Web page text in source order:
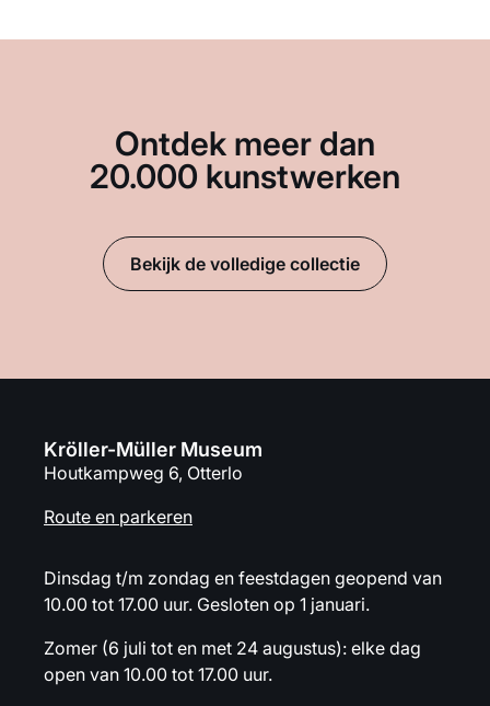
Ontdek meer dan
20.000 kunstwerken
Bekijk de volledige collectie
Kröller-Müller Museum
Houtkampweg 6, Otterlo
Route en parkeren
Dinsdag t/m zondag en feestdagen geopend van
10.00 tot 17.00 uur. Gesloten op 1 januari.
Zomer (6 juli tot en met 24 augustus): elke dag
open van 10.00 tot 17.00 uur.